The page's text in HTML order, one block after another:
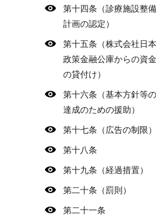
第十四条（診療施設整備
計画の認定）
第十五条（株式会社日本
政策金融公庫からの資金
の貸付け）
第十六条（基本方針等の
達成のための援助）
第十七条（広告の制限）
第十八条
第十九条（経過措置）
第二十条（罰則）
第二十一条